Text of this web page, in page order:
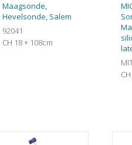
Maagsonde,
Hevelsonde, Salem
92041
CH 18 + 108cm